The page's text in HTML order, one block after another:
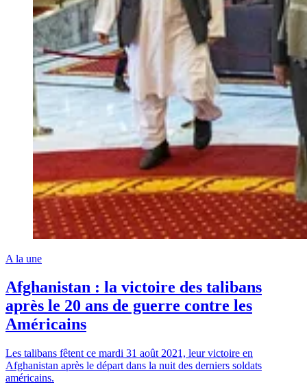
A la une
Afghanistan : la victoire des talibans
après le 20 ans de guerre contre les
Américains
Les talibans fêtent ce mardi 31 août 2021, leur victoire en
Afghanistan après le départ dans la nuit des derniers soldats
américains.